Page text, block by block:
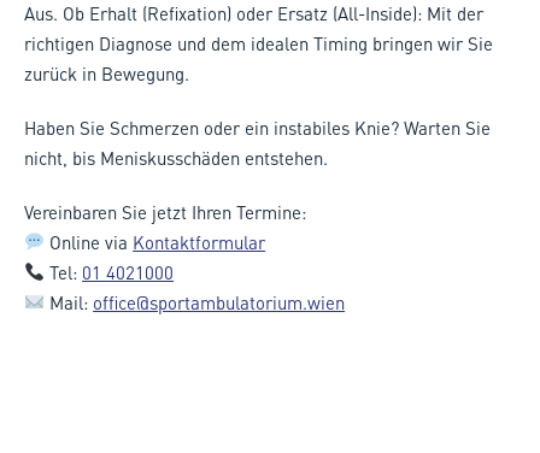
Aus. Ob Erhalt (Refixation) oder Ersatz (All-Inside): Mit der
richtigen Diagnose und dem idealen Timing bringen wir Sie
zurück in Bewegung.
Haben Sie Schmerzen oder ein instabiles Knie? Warten Sie
nicht, bis Meniskusschäden entstehen.
Vereinbaren Sie jetzt Ihren Termine:
Online via Kontaktformular
Tel: 01 4021000
Mail: office@sportambulatorium.wien